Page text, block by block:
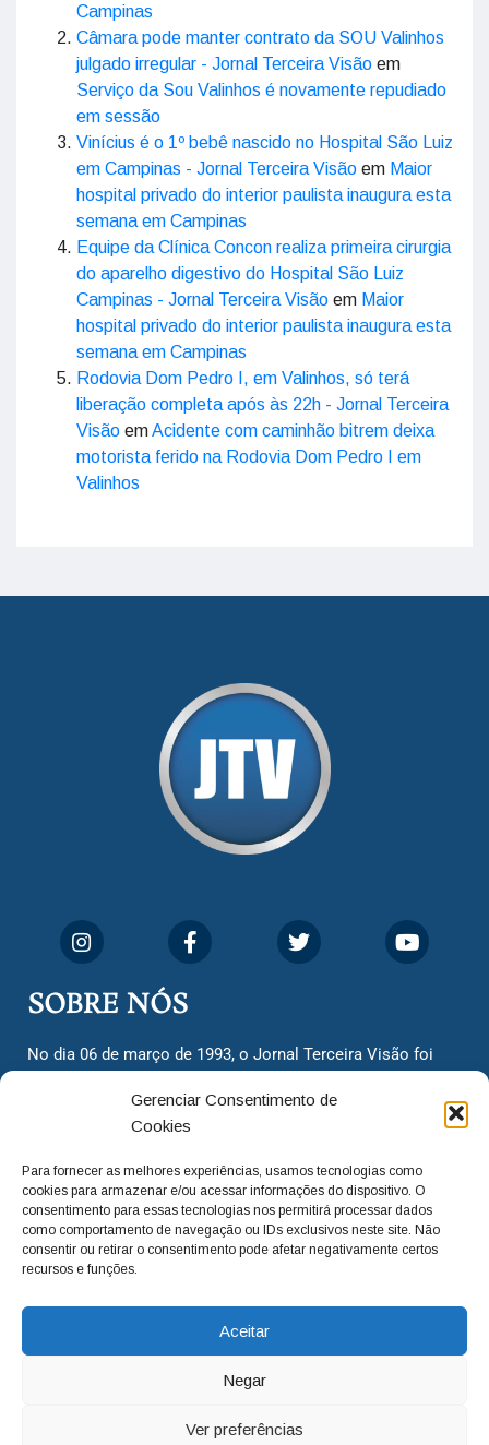
Gerenciar Consentimento de
Cookies
Para fornecer as melhores experiências, usamos tecnologias como
cookies para armazenar e/ou acessar informações do dispositivo. O
consentimento para essas tecnologias nos permitirá processar dados
como comportamento de navegação ou IDs exclusivos neste site. Não
consentir ou retirar o consentimento pode afetar negativamente certos
recursos e funções.
Aceitar
Negar
Ver preferências
Campinas
Câmara pode manter contrato da SOU Valinhos
julgado irregular - Jornal Terceira Visão em
Serviço da Sou Valinhos é novamente repudiado
em sessão
Vinícius é o 1º bebê nascido no Hospital São Luiz
em Campinas - Jornal Terceira Visão em Maior
hospital privado do interior paulista inaugura esta
semana em Campinas
Equipe da Clínica Concon realiza primeira cirurgia
do aparelho digestivo do Hospital São Luiz
Campinas - Jornal Terceira Visão em Maior
hospital privado do interior paulista inaugura esta
semana em Campinas
Rodovia Dom Pedro I, em Valinhos, só terá
liberação completa após às 22h - Jornal Terceira
Visão emAcidente com caminhão bitrem deixa
motorista ferido na Rodovia Dom Pedro I em
Valinhos
SOBRE NÓS
No dia 06 de março de 1993, o Jornal Terceira Visão foi
cidadãos valinhenses, já que naquela época só existiam
dois jornais. Há mais de 30 anos, o jornal continua
com o foco de trazer as melhores notícias. Nunca
deixamos de lado as necessidades do cidadão, sempre
questionando os órgãos públicos em busca de melhorias
para a cidade e sempre cobrando resoluções para casos
adm@jtv.com.br
(19) 3929-6225